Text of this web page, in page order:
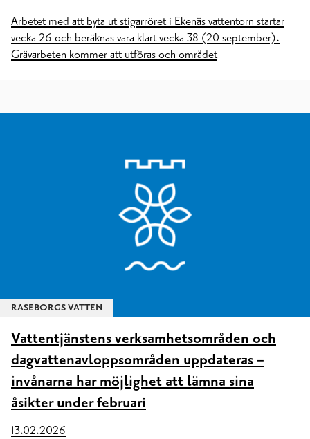
Arbetet med att byta ut stigarröret i Ekenäs vattentorn startar
vecka 26 och beräknas vara klart vecka 38 (20 september).
Grävarbeten kommer att utföras och området
RASEBORGS VATTEN
Vattentjänstens verksamhetsområden och
dagvattenavloppsområden uppdateras –
invånarna har möjlighet att lämna sina
åsikter under februari
13.02.2026